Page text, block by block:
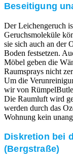
Beseitigung
Der Leichengeruch
Geruchsmoleküle
sie sich auch an der
Boden festsetzen.
Möbel geben die
Raumsprays nicht
Um die
wir von
Die Raumluft wird
werden durch das
Wohnung kein
Diskretion bei
(Bergstraße)